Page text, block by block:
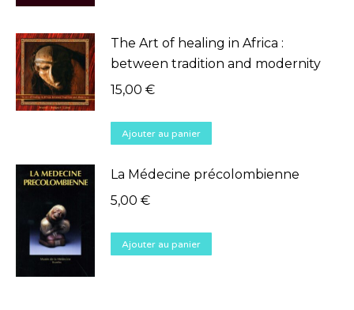
The Art of healing in Africa :
between tradition and modernity
15,00 €
Ajouter au panier
La Médecine précolombienne
5,00 €
Ajouter au panier